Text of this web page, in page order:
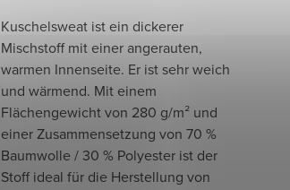
Kuschelsweat ist ein dickerer
Mischstoff mit einer angerauten,
warmen Innenseite. Er ist sehr weich
und wärmend. Mit einem
Flächengewicht von 280 g/m² und
einer Zusammensetzung von 70 %
Baumwolle / 30 % Polyester ist der
Stoff ideal für die Herstellung von